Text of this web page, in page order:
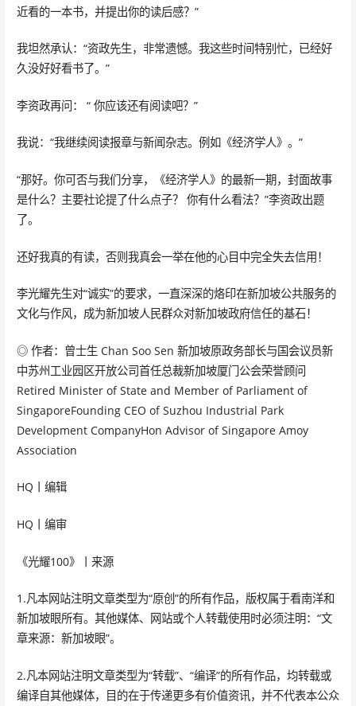
近看的一本书，并提出你的读后感？”
我坦然承认：“资政先生，非常遗憾。我这些时间特别忙，已经好
久没好好看书了。”
李资政再问： “ 你应该还有阅读吧？”
我说：“我继续阅读报章与新闻杂志。例如《经济学人》。”
“那好。你可否与我们分享，《经济学人》的最新一期，封面故事
是什么？主要社论提了什么点子？ 你有什么看法？”李资政出题
了。
还好我真的有读，否则我真会一举在他的心目中完全失去信用！
李光耀先生对“诚实”的要求，一直深深的烙印在新加坡公共服务的
文化与作风，成为新加坡人民群众对新加坡政府信任的基石！
◎ 作者：曾士生 Chan Soo Sen 新加坡原政务部长与国会议员新
中苏州工业园区开放公司首任总裁新加坡厦门公会荣誉顾问
Retired Minister of State and Member of Parliament of
SingaporeFounding CEO of Suzhou Industrial Park
Development CompanyHon Advisor of Singapore Amoy
Association
HQ丨编辑
HQ丨编审
《光耀100》丨来源
1.凡本网站注明文章类型为“原创”的所有作品，版权属于看南洋和
新加坡眼所有。其他媒体、网站或个人转载使用时必须注明：“文
章来源：新加坡眼”。
2.凡本网站注明文章类型为“转载”、“编译”的所有作品，均转载或
编译自其他媒体，目的在于传递更多有价值资讯，并不代表本公众